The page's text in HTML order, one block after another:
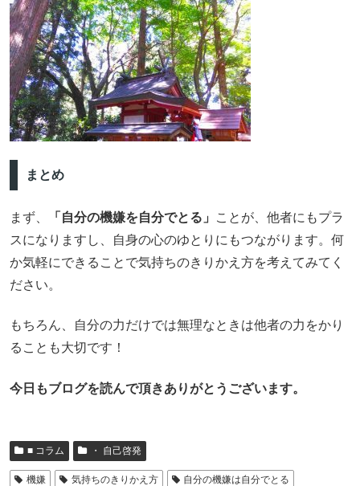
まとめ
まず、 「自分の機嫌を自分でとる」
ことが、他者にもプラ
スになりますし、自身の心のゆとりにもつながります。何
か気軽にできることで気持ちのきりかえ方を考えてみてく
ださい。
もちろん、自分の力だけでは無理なときは他者の力をかり
ることも大切です！
今日もブログを読んで頂きありがとうございます。
■ コラム ・ 自己啓発
機嫌 気持ちのきりかえ方 自分の機嫌は自分でとる